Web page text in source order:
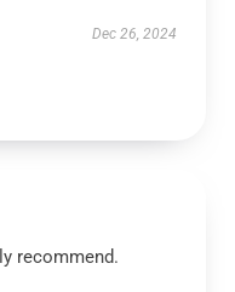
Dec 26, 2024
recommend.